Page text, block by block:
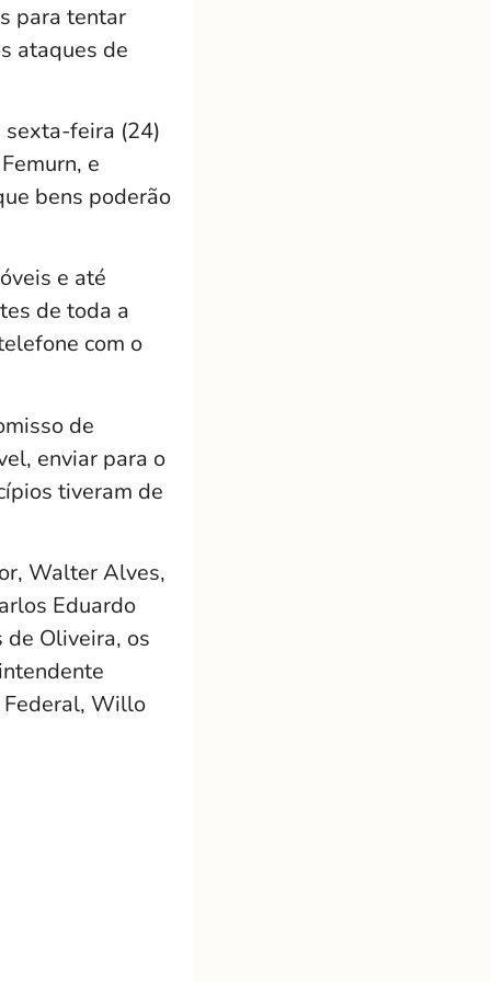
para tentar
ataques de
sexta-feira (24)
e
bens poderão
e até
de toda a
com o
de
enviar para o
tiveram de
Walter Alves,
Eduardo
de Oliveira, os
Federal, Willo